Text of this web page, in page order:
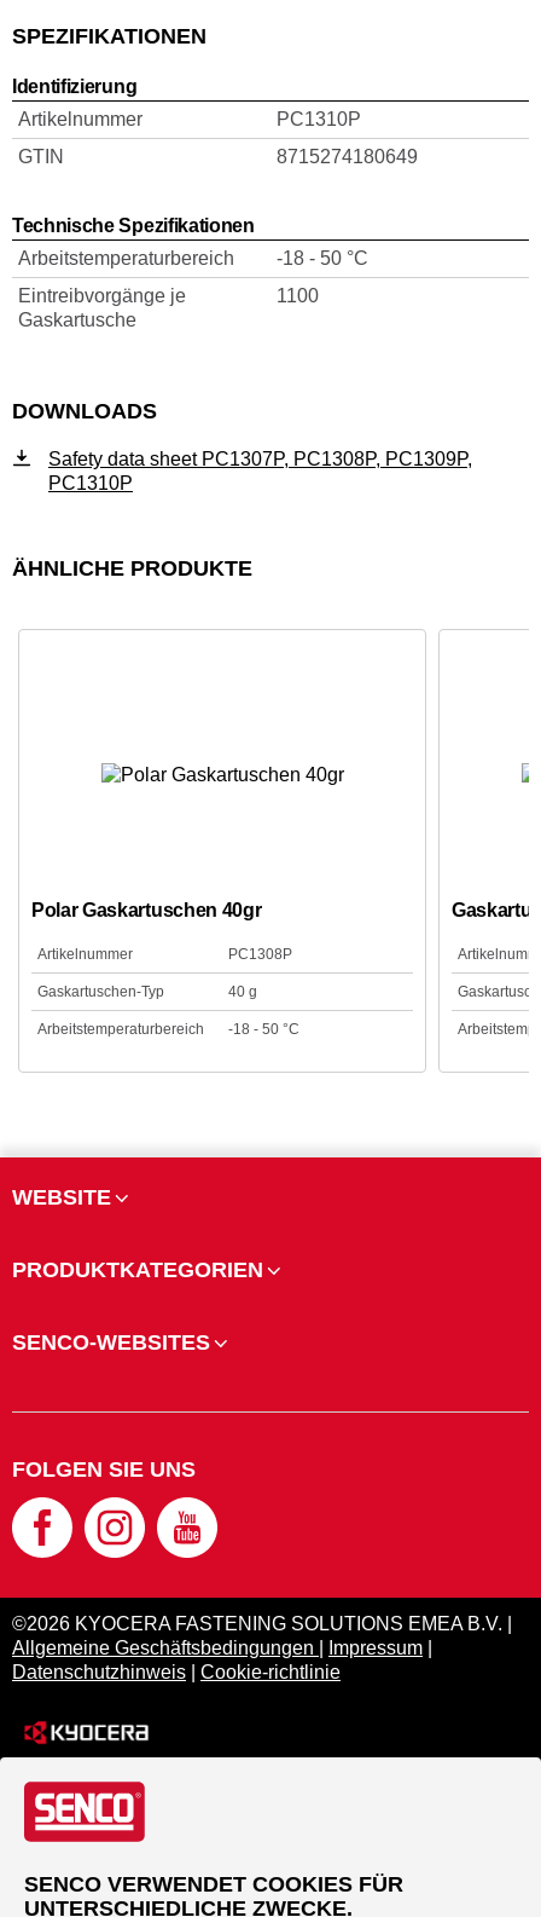
SPEZIFIKATIONEN
Identifizierung
Artikelnummer
PC1310P
GTIN
8715274180649
Technische Spezifikationen
Arbeitstemperaturbereich
-18 - 50 °C
Eintreibvorgänge je
Gaskartusche
1100
DOWNLOADS
Safety data sheet PC1307P, PC1308P, PC1309P,
PC1310P
ÄHNLICHE PRODUKTE
Polar Gaskartuschen 40gr
Artikelnummer PC1308P
Gaskartuschen-Typ 40 g
Arbeitstemperaturbereich -18 - 50 °C
WEBSITE
PRODUKTKATEGORIEN
SENCO-WEBSITES
FOLGEN SIE UNS
©2026 KYOCERA FASTENING SOLUTIONS EMEA B.V. |
Allgemeine Geschäftsbedingungen
Impressum
Datenschutzhinweis
Cookie-richtlinie
SENCO VERWENDET COOKIES FÜR
UNTERSCHIEDLICHE ZWECKE.